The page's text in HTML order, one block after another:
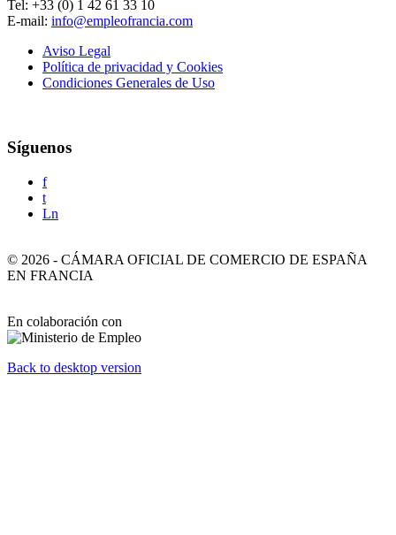
Tel: +33 (0) 1 42 61 33 10
E-mail: info@empleofrancia.com
Aviso Legal
Política de privacidad y Cookies
Condiciones Generales de Uso
Síguenos
f
t
Ln
© 2026 - CÁMARA OFICIAL DE COMERCIO DE ESPAÑA
EN FRANCIA
En colaboración con
Back to desktop version